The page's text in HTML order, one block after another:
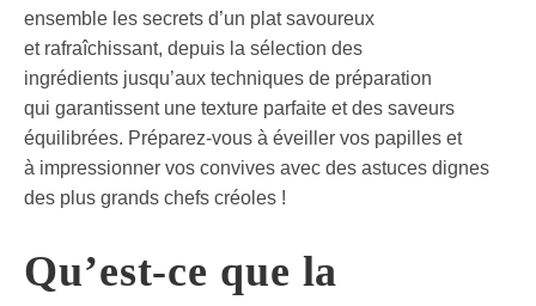
ensemble les secrets d’un plat savoureux
et rafraîchissant, depuis la sélection des
ingrédients jusqu’aux techniques de préparation
qui garantissent une texture parfaite et des saveurs
équilibrées. Préparez-vous à éveiller vos papilles et
à impressionner vos convives avec des astuces dignes
des plus grands chefs créoles !
Qu’est-ce que la